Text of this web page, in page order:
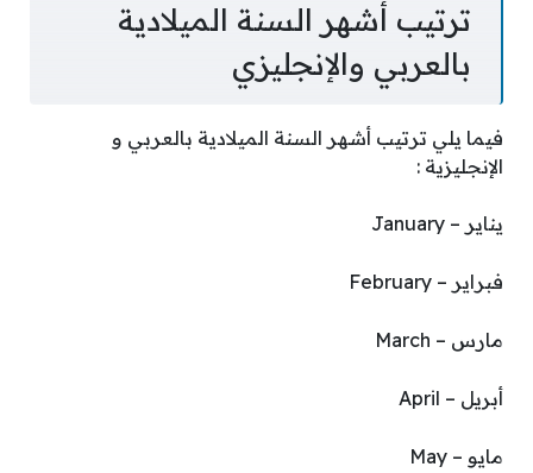
ترتيب أشهر السنة الميلادية
بالعربي والإنجليزي
فيما يلي ترتيب أشهر السنة الميلادية بالعربي و
الإنجليزية :
يناير – January
فبراير – February
مارس – March
أبريل – April
مايو – May